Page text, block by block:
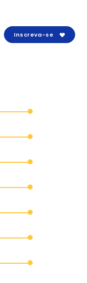
Inscreva-se